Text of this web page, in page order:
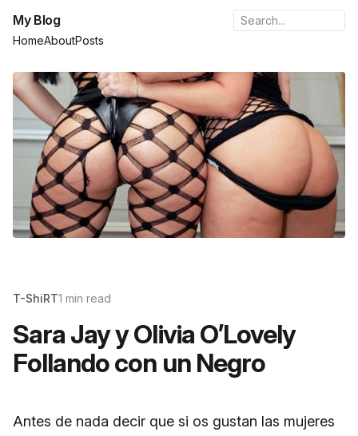
My Blog
HomeAboutPosts
T-ShiRT1 min read
Sara Jay y Olivia O’Lovely
Follando con un Negro
Antes de nada decir que si os gustan las mujeres